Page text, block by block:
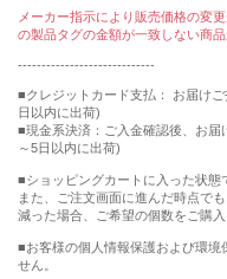
メーカー指示により販売価格の変
の製品タグの金額が一致しない商品
-----------------------------
■クレジットカード支払： お届け
日以内に出荷)
■現金系決済：ご入金確認後、お
～5日以内に出荷)
■ショッピングカートに入った状態
また、ご注文画面に進んだ時点で
減った場合、ご希望の個数をご購
■お客様の個人情報保護および環境
せん。